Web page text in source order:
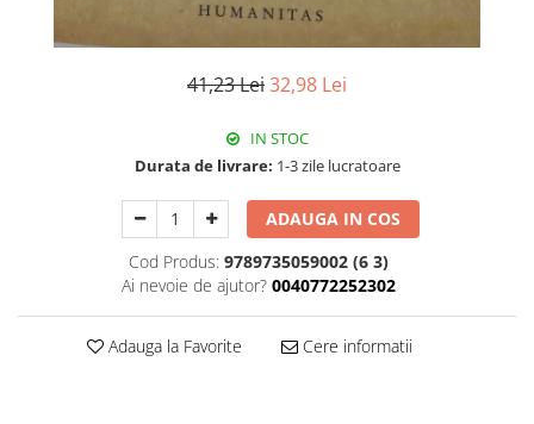
41,23 Lei32,98 Lei
IN STOC
Durata de livrare: 1-3 zile lucratoare
ADAUGA IN COS
Cod Produs: 9789735059002 (6 3)
Ai nevoie de ajutor? 0040772252302
Adauga la Favorite Cere informatii